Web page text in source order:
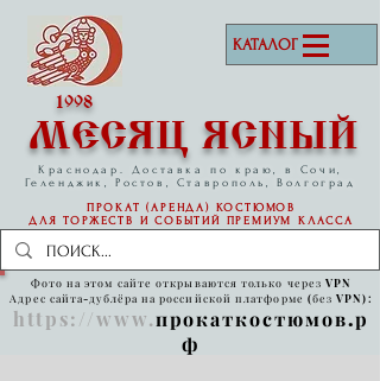
МЕСЯЦ ЯСНЫЙ
ПРОКАТ (АРЕНДА) КОСТЮМОВ
ДЛЯ ТОРЖЕСТВ И СОБЫТИЙ ПРЕМИУМ КЛАССА
КАТАЛОГ
Краснодар. Доставка по краю, в Сочи,
Геленджик, Ростов, Ставрополь, Волгоград
1998
Фото на этом сайте открываются только через VPN
Адрес сайта-дублёра на российской платформе (без VPN):
https://www.прокаткостюмов.р
ф